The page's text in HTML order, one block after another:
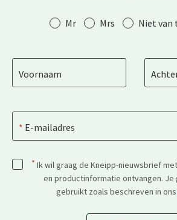
Aanhef Mr Mrs Niet van
Voornaam
E-mailadres
* Ik wil graag de Kneipp-nieuwsbrief
en productinformatie ontvangen.
gebruikt zoals beschreven in ons